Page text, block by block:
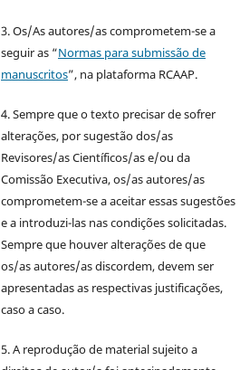
3. Os/As autores/as comprometem-se a
seguir as “Normas para submissão de
manuscritos”, na plataforma RCAAP.
4. Sempre que o texto precisar de sofrer
alterações, por sugestão dos/as
Revisores/as Científicos/as e/ou da
Comissão Executiva, os/as autores/as
comprometem-se a aceitar essas sugestões
e a introduzi-las nas condições solicitadas.
Sempre que houver alterações de que
os/as autores/as discordem, devem ser
apresentadas as respectivas justificações,
caso a caso.
5. A reprodução de material sujeito a